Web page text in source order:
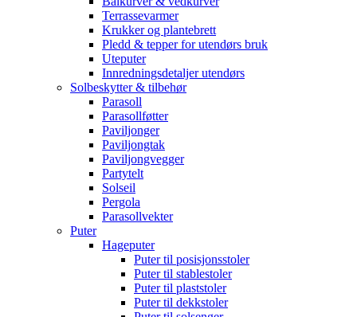
Terrassevarmer
Krukker og plantebrett
Pledd & tepper for utendørs bruk
Uteputer
Innredningsdetaljer utendørs
Solbeskytter & tilbehør
Parasoll
Parasollføtter
Paviljonger
Paviljongtak
Paviljongvegger
Partytelt
Solseil
Pergola
Parasollvekter
Puter
Hageputer
Puter til posisjonsstoler
Puter til stablestoler
Puter til plaststoler
Puter til dekkstoler